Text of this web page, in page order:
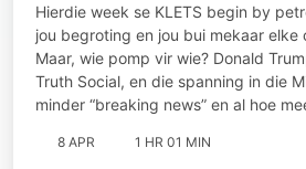
Hierdie week se KLETS begin by
jou begroting en jou bui mekaar elke
Maar, wie pomp vir wie? Donald
Truth Social, en die spanning in die
minder “breaking news” en al hoe
8 APR 1 HR 01 MIN